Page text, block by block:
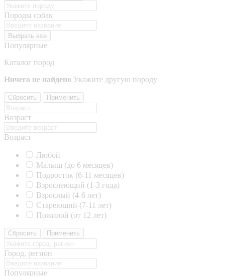
Породы собак
Выбрать все
Популярные
Каталог пород
Ничего не найдено Укажите другую породу
Сбросить Применить
Возраст
Возраст
Любой
Малыш (до 6 месяцев)
Подросток (6-11 месяцев)
Взрослеющий (1-3 года)
Взрослый (4-6 лет)
Стареющий (7-11 лет)
Пожилой (от 12 лет)
Сбросить Применить
Город, регион
Популярные